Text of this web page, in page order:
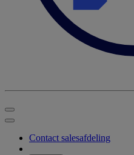
Contact salesafdeling